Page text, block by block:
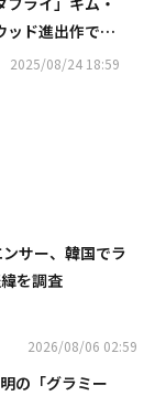
ッド進出作で熱
バレあり】
2025/08/24 18:59
サー、韓国でラ
を調査
2026/08/06 02:59
の「グラミー